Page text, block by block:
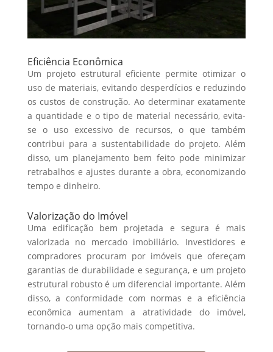
Eficiência Econômica
Um projeto estrutural eficiente permite otimizar o
uso de materiais, evitando desperdícios e reduzindo
os custos de construção. Ao determinar exatamente
a quantidade e o tipo de material necessário, evita-
se o uso excessivo de recursos, o que também
contribui para a sustentabilidade do projeto. Além
disso, um planejamento bem feito pode minimizar
retrabalhos e ajustes durante a obra, economizando
tempo e dinheiro.
Valorização do Imóvel
Uma edificação bem projetada e segura é mais
valorizada no mercado imobiliário. Investidores e
compradores procuram por imóveis que ofereçam
garantias de durabilidade e segurança, e um projeto
estrutural robusto é um diferencial importante. Além
disso, a conformidade com normas e a eficiência
econômica aumentam a atratividade do imóvel,
tornando-o uma opção mais competitiva.